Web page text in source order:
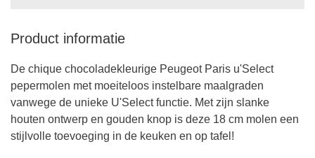
Product informatie
De chique chocoladekleurige Peugeot Paris u'Select
pepermolen met moeiteloos instelbare maalgraden
vanwege de unieke U'Select functie. Met zijn slanke
houten ontwerp en gouden knop is deze 18 cm molen een
stijlvolle toevoeging in de keuken en op tafel!